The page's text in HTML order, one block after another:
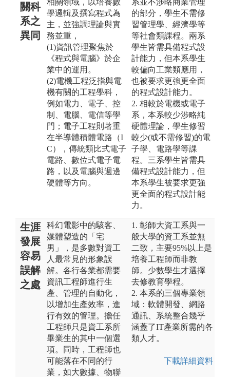
關科
系之
異同
學邏輯及撰寫程式為
主，並強調理論與實
務並重，
(1)資訊管理聚焦於
《程式與電腦》於企
業中的運用。
(2)電機工程泛指與電
機有關的工程學科，
例如電力、電子、控
制、電腦、電信等學
門；電子工程則著重
在半導體積體電路（I
C），傳統類比式電子
電路、數位式電子電
路，以及電腦與週邊
硬體等方向。
的部分，學生不需修
習管理學、經濟學等
等社會類課程。兩系
學生皆需具備程式設
計能力，但本系學生
較偏向工業類應用，
也被要求更強更全面
的程式設計能力。
2. 相較於電機或電子
系，本系較少涉略純
硬體理論，學生修習
較少(或不需修習)的電
子學、電路學等課
程。三系學生皆需具
備程式設計能力，但
本系學生被要求更強
更全面的程式設計能
力。
生涯
發展
容易
誤解
之處
科幻電影中的駭客、
媒體塑造的「宅
男」，是多數對資工
人最常見的形象誤
解。各行各業都需要
資訊工程師進行生
產、管理的自動化，
以增加生產效率，進
行有效的管理。擔任
工程師只是資工系所
畢業生的其中一個選
項。同時，工程師也
可能落在不同的行
業，如大數據、物聯
1. 彰師大資工系與一
般大學的資工系並無
二致，主要95%以上是
培養工程師而非教
師。少數學生才選擇
去修教育學程。
2. 本系的三個專業領
域：軟體開發、網路
通訊、系統整合幾乎
涵蓋了IT產業所需的各
類人才。
下載詳細資料